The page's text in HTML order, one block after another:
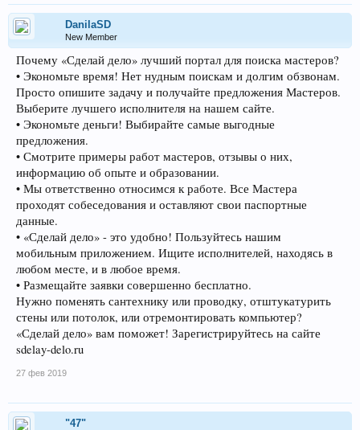
DanilaSD
New Member
Почему «Сделай дело» лучший портал для поиска мастеров?
• Экономьте время! Нет нудным поискам и долгим обзвонам.
Просто опишите задачу и получайте предложения Мастеров.
Выберите лучшего исполнителя на нашем сайте.
• Экономьте деньги! Выбирайте самые выгодные
предложения.
• Смотрите примеры работ мастеров, отзывы о них,
информацию об опыте и образовании.
• Мы ответственно относимся к работе. Все Мастера
проходят собеседования и оставляют свои паспортные
данные.
• «Сделай дело» - это удобно! Пользуйтесь нашим
мобильным приложением. Ищите исполнителей, находясь в
любом месте, и в любое время.
• Размещайте заявки совершенно бесплатно.
Нужно поменять сантехнику или проводку, отштукатурить
стены или потолок, или отремонтировать компьютер?
«Сделай дело» вам поможет! Зарегистрируйтесь на сайте
sdelay-delo.ru
27 фев 2019
"47"